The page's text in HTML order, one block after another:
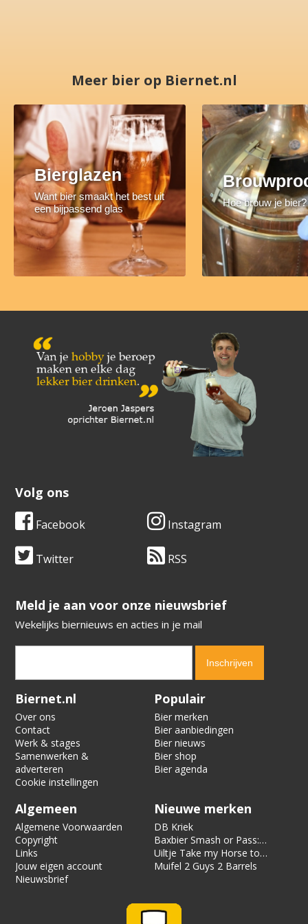
Meer bier op Biernet.nl
Bierglazen
Want bier smaakt het best uit
een bijpassend glas
Hoe brouw je bier?
Volg ons
Facebook Instagram
Twitter RSS
​​​​​​​Meld je aan voor onze nieuwsbrief
Wekelijks biernieuws en acties in je mail
Verification code:
Biernet.nl
Over ons
Contact
Werk & stages
Samenwerken &
adverteren
Cookie instellingen
Populair
Bier merken
Bier aanbiedingen
Bier nieuws
Bier shop
Bier agenda
Algemeen
Algemene Voorwaarden
Copyright
Links
Jouw eigen account
Nieuwsbrief
Nieuwe merken
DB Kriek
Baxbier Smash or Pass:
Strata
Uiltje Take my Horse to
the Hotel Room
Muifel 2 Guys 2 Barrels